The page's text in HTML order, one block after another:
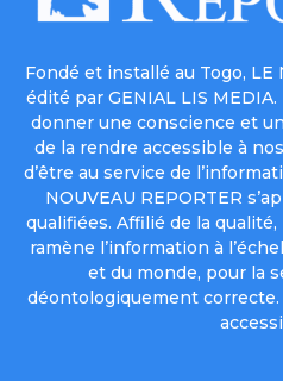
Fondé et installé au Togo, LE
édité par GENIAL LIS
donner une conscience et
de la rendre accessible à
d’être au service de
NOUVEAU REPORTER
qualifiées. Affilié de la qualité,
ramène l’information à
et du monde, pour la
déontologiquement correcte.